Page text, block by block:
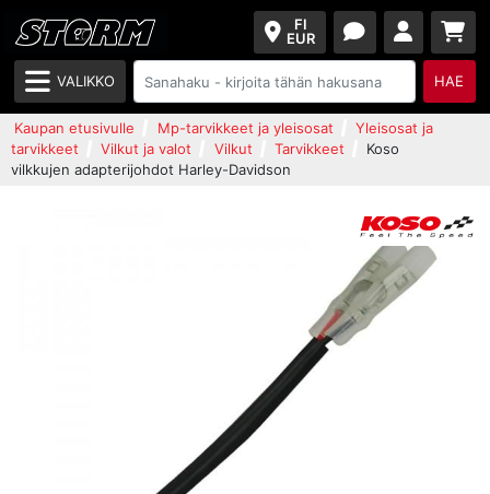
FI
EUR
VALIKKO HAE
Kaupan etusivulle Mp-tarvikkeet ja yleisosat
Yleisosat ja
tarvikkeet
Vilkut ja valot Vilkut Tarvikkeet
Koso
vilkkujen adapterijohdot Harley-Davidson